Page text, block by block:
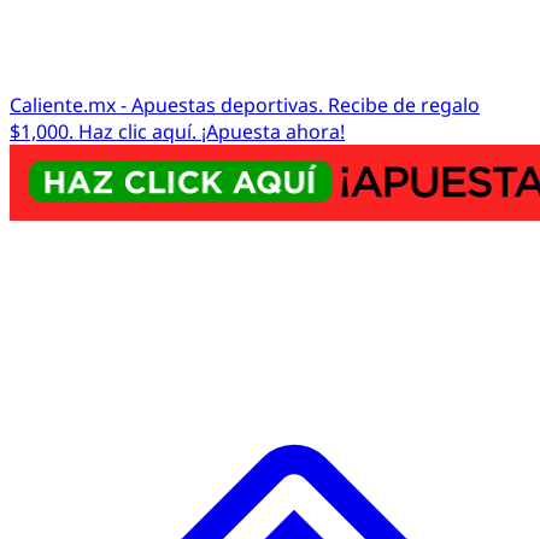
Caliente.mx - Apuestas deportivas. Recibe de regalo
$1,000. Haz clic aquí. ¡Apuesta ahora!